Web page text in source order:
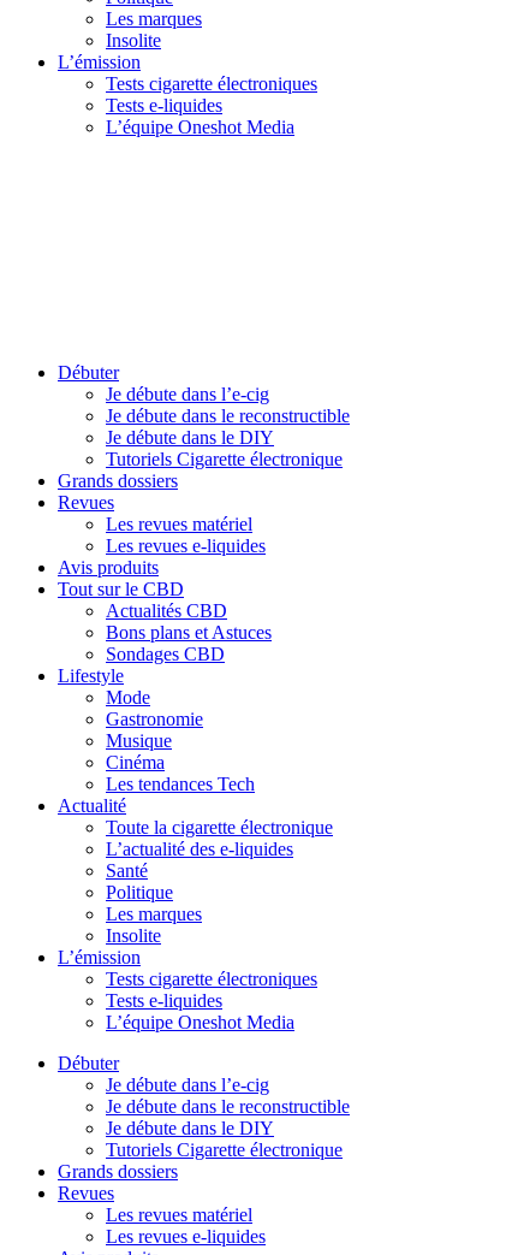
Les marques
Insolite
L’émission
Tests cigarette électroniques
Tests e-liquides
L’équipe Oneshot Media
Débuter
Je débute dans l’e-cig
Je débute dans le reconstructible
Je débute dans le DIY
Tutoriels Cigarette électronique
Grands dossiers
Revues
Les revues matériel
Les revues e-liquides
Avis produits
Tout sur le CBD
Actualités CBD
Bons plans et Astuces
Sondages CBD
Lifestyle
Mode
Gastronomie
Musique
Cinéma
Les tendances Tech
Actualité
Toute la cigarette électronique
L’actualité des e-liquides
Santé
Politique
Les marques
Insolite
L’émission
Tests cigarette électroniques
Tests e-liquides
L’équipe Oneshot Media
Débuter
Je débute dans l’e-cig
Je débute dans le reconstructible
Je débute dans le DIY
Tutoriels Cigarette électronique
Grands dossiers
Revues
Les revues matériel
Les revues e-liquides